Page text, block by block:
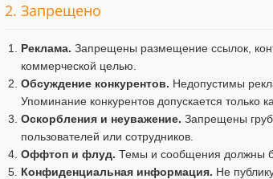
2. Запрещено
Реклама. Запрещены размещение ссылок,
коммерческой целью.
Обсуждение конкурентов. Недопустимы
Упоминание конкурентов допускается только
Оскорбления и неуважение. Запрещены
пользователей или сотрудников.
Оффтоп и флуд. Темы и сообщения должны
Конфиденциальная информация. Не